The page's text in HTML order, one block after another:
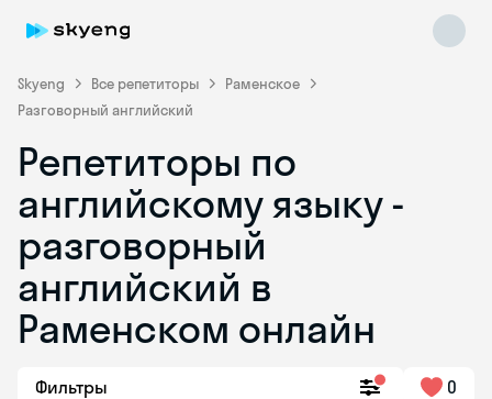
Skyeng Все репетиторы
Раменское
Разговорный английский
Репетиторы по
английскому языку -
разговорный
английский в
Раменском онлайн
Фильтры 0
Skyeng Chat